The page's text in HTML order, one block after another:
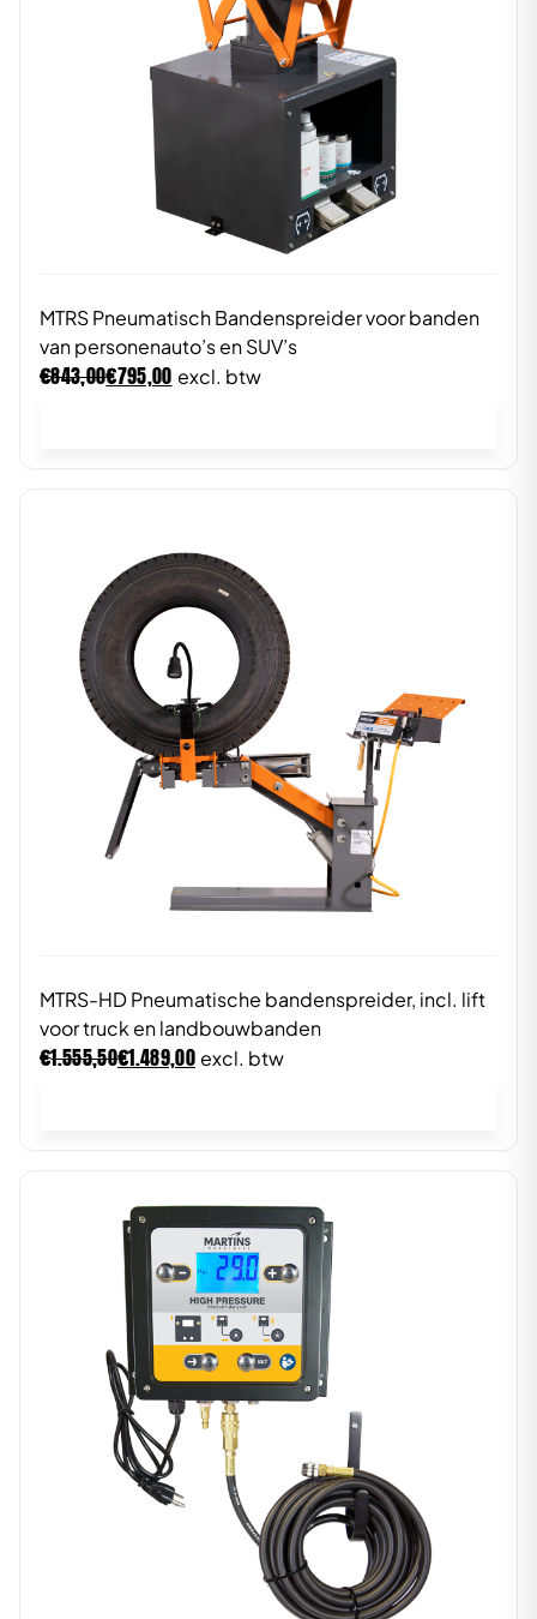
MTRS Pneumatisch Bandenspreider voor banden
van personenauto’s en SUV’s
€843,00€795,00 excl. btw
MTRS-HD Pneumatische bandenspreider, incl. lift
voor truck en landbouwbanden
€1.555,50€1.489,00 excl. btw